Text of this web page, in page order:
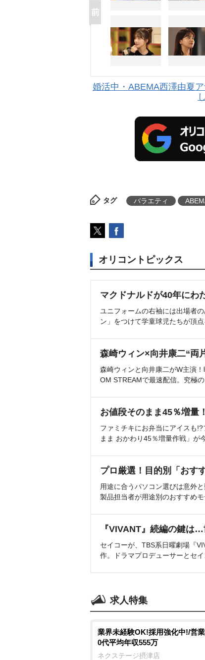
婚活中・ABEMA西澤由夏
タグ バラエティ
オリコントピックス
マクドナルドが40年にわ
ユニフォームの右袖には出場者
ン」をつけて学童球児たちが頂
森崎ウィン×向井康二“両
森崎ウィンと向井康二がW主演
OM STREAMで最速配信。究極の
お値段そのまま45％増量
ファミチキにお弁当にアイスも
まま おかわり45％増量作戦」が
プロ厳選！目的別「おす
用途に合うパソコン選びは意外
製品担当者が用途別のおすすめモ
『VIVANT』続編の鍵は
セイコーが、TBS系日曜劇場『
作。ドラマプロデューサーとセ
求人特集
業界未経験OK!採用強化中!/営
0代平均年収555万
ネクステージ摂津店